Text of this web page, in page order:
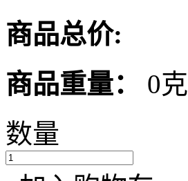
商品总价:
商品重量：
0克
数量